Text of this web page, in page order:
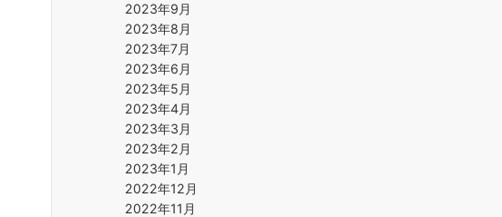
2023年9月
2023年8月
2023年7月
2023年6月
2023年5月
2023年4月
2023年3月
2023年2月
2023年1月
2022年12月
2022年11月